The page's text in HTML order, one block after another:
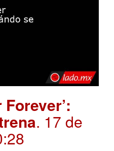
. 17 de